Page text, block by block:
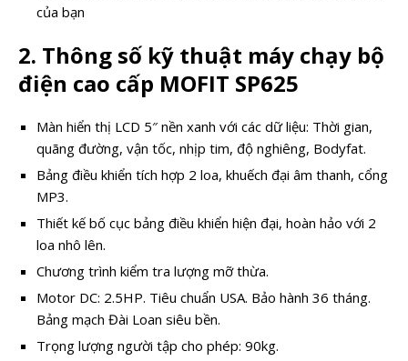
của bạn
2. Thông số kỹ thuật máy chạy bộ
điện cao cấp MOFIT SP625
Màn hiển thị LCD 5″ nền xanh với các dữ liệu: Thời gian,
quãng đường, vận tốc, nhịp tim, độ nghiêng, Bodyfat.
Bảng điều khiển tích hợp 2 loa, khuếch đại âm thanh, cổng
MP3.
Thiết kế bố cục bảng điều khiển hiện đại, hoàn hảo với 2
loa nhô lên.
Chương trình kiểm tra lượng mỡ thừa.
Motor DC: 2.5HP. Tiêu chuẩn USA. Bảo hành 36 tháng.
Bảng mạch Đài Loan siêu bền.
Trọng lượng người tập cho phép: 90kg.